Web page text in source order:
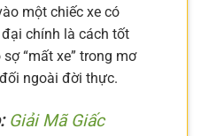
một chiếc xe có
chính là cách tốt
“mất xe” trong mơ
ngoài đời thực.
Giải Mã Giấc